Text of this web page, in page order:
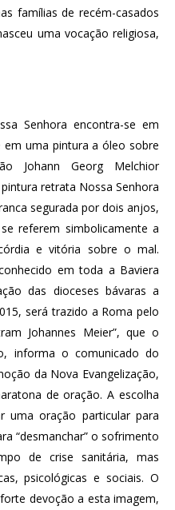
famílias de recém-casados
uma vocação religiosa,
Senhora encontra-se em
em uma pintura a óleo sobre
Johann Georg Melchior
retrata Nossa Senhora
segurada por dois anjos,
referem simbolicamente a
e vitória sobre o mal.
em toda a Baviera
das dioceses bávaras a
será trazido a Roma pelo
Johannes Meier”, que o
informa o comunicado do
da Nova Evangelização,
de oração. A escolha
uma oração particular para
“desmanchar” o sofrimento
de crise sanitária, mas
psicológicas e sociais. O
devoção a esta imagem,